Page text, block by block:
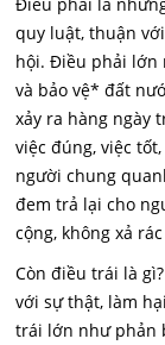
quy luật, thuận
hội. Điều phải lớn
và bảo vệ* đất
xảy ra hàng ngày
việc đúng, việc
người chung
đem trả lại cho
cộng, không xả
Còn điều trái là
với sự thật, làm
trái lớn như phản